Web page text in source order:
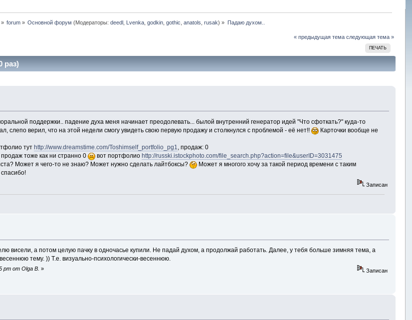
forum » Основной форум (Модераторы:deedl Lvenka ,godkin ,gothic ,anatols ,rusak) » Падаю духом..
« предыдущая тема следующая тема »
ПЕЧАТЬ
раз)
поддержки.. падение духа меня начинает преодолевать... былой внутренний генератор идей "Что сфоткать?" куда-то
слепо верил, что на этой недели смогу увидеть свою первую продажу и столкнулся с проблемой - её нет!!
Карточки вообще не
тутhttp://www.dreamstime.com/Toshimself_portfolio_pg1, продаж: 0
тоже как ни странно 0
вот портфолиоhttp://russki.istockphoto.com/file_search.php?action=file&userID=3031475
Может я чего-то не знаю? Может нужно сделать лайтбоксы?
Может я многого хочу за такой период времени с таким
Записан
висели, а потом целую пачку в одночасье купили. Не падай духом, а продолжай работать. Далее, у тебя больше зимняя тема, а
тему. )) Т.е. визуально-психологически-весеннюю.
pm от Olga B. » Записан